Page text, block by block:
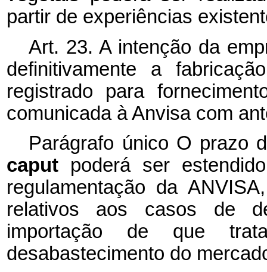
partir de experiências
Art. 23. A intenção da
definitivamente a
registrado para
comunicada à Anvisa com
Parágrafo único O prazo
caput poderá ser
regulamentação da
relativos aos casos de
importação de que
desabastecimento do